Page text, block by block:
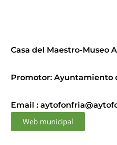
Casa del Maestro-Museo
Promotor: Ayuntamiento
Email :
Web municipal